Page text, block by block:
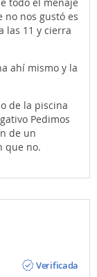
no nos gustó es
las 11 y cierra
ahí mismo y la
de la piscina
Pedimos
de un
que no.
Verificada